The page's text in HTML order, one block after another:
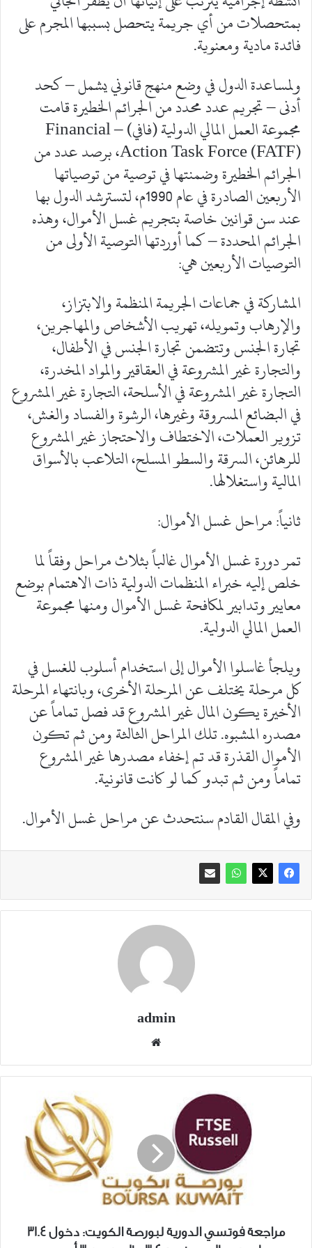
بمتحصلات من أي جريمة يتحصل بسببها المجرم على
فائدة مادية ومعنوية.
ولمساعدة الدول في وضع منهج قانوني يشمل – كحد
أدنى – تجريم عدد محدد من الجرائم الخطيرة قامت
مجموعة العمل المالي الدولية (فافي) – Financial
Action Task Force (FATF)، برصد عدد من
الجرائم الخطيرة وضمنتها في توصية من توصياتها
الأربعين الصادرة في عام 1990م، لتسترشد الدول بها
عند سن قوانين خاصة بتجريم غسل الأموال، وهذه
الجرائم المحددة – كما أوردتها التوصية الأولى من
التوصيات الأربعين هي:
المشاركة في جماعات الجريمة المنظمة والابتزاز،
والإرهاب وتمويله، تهريب الأشخاص والمهاجرين،
تجارة الجنس وتتضمن تجارة الجنس في الأطفال،
والتجارة غير المشروعة في العقاقير والمواد المخدرة،
التجارة غير المشروعة في الأسلحة، التجارة غير المشروع
في البضائع المسروقة وغيرها، الرشوة والفساد والغش،
تزوير العملات، الاختطاف والاحتجاز غير المشروع
للرهائن، السرقة والسطو المسلح، التلاعب بالأسواق
المالية واستغلالها.
ثانياً: مراحل غسل الأموال:
تمر دورة غسل الأموال غالباً بثلاث مراحل وفقاً لما
خلص إليه خبراء المنظمات الدولية ذات الاهتمام بوضع
معايير وتدابير لمكافحة غسل الأموال ومنها مجموعة
العمل المالي الدولية.
ويلجأ غاسلوا الأموال إلى استخدام أسلوب للغسل في
كل مرحلة يختلف عن المرحلة الأخرى، وبانتهاء المرحلة
الأخيرة يكون المال غير المشروع قد فصل تماماً عن
مصدره المشبوه. تلك المراحل الثالثة ومن ثم تكون
الأموال القذرة قد تم إخفاء مصدرها غير المشروع
تماماً ومن ثم تبدو كما لو كانت قانونية.
وفي المقال القادم سنتحدث عن مراحل غسل الأموال.
admin
دولار
مراجعة فوتسي الدورية لبورصة الكويت: دخول 31.4